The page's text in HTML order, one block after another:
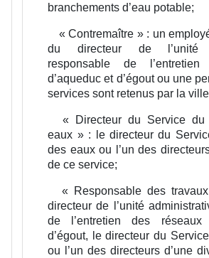
branchements d’eau potable;
« Contremaître » : un
du directeur de l’unité
responsable de
d’aqueduc et d’égout ou une
services sont retenus par la
« Directeur du Service du
eaux » :
le directeur du
des eaux ou l’un des
de ce service;
« Responsable des
directeur de l’unité
de l’entretien des réseaux
d’égout, le directeur du
ou l’un des directeurs d’une